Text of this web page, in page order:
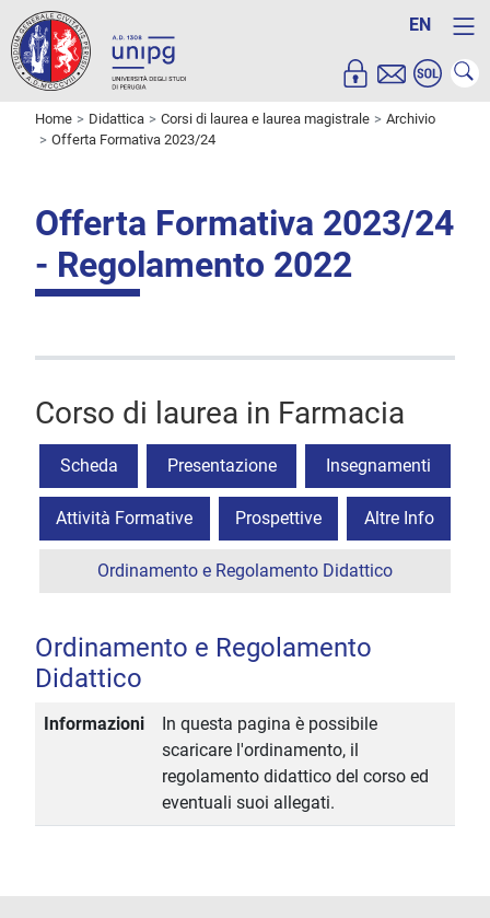
EN
Home Didattica Corsi di laurea e laurea magistrale
Archivio
Offerta Formativa 2023/24
Offerta Formativa 2023/24
- Regolamento 2022
Corso di laurea in Farmacia
Scheda Presentazione Insegnamenti
Attività Formative Prospettive Altre Info
Ordinamento e Regolamento Didattico
Ordinamento e Regolamento
Didattico
Informazioni
In questa pagina è possibile
scaricare l'ordinamento, il
regolamento didattico del corso ed
eventuali suoi allegati.